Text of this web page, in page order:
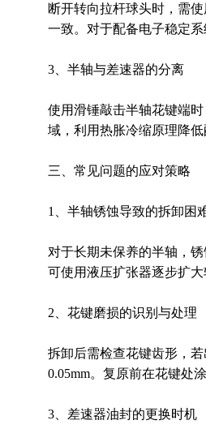
断开转向拉杆球头时，需
一致。对于配备电子稳定
3、半轴与差速器的分离
使用滑锤敲击半轴花键端
域，利用热胀冷缩原理降
三、常见问题的应对策略
1、半轴锈蚀导致的拆卸困
对于长期未保养的半轴，
可使用液压扩张器逐步扩
2、花键磨损的识别与处理
拆卸后需检查花键齿形，
0.05mm。复原前在花键处
3、差速器油封的更换时机